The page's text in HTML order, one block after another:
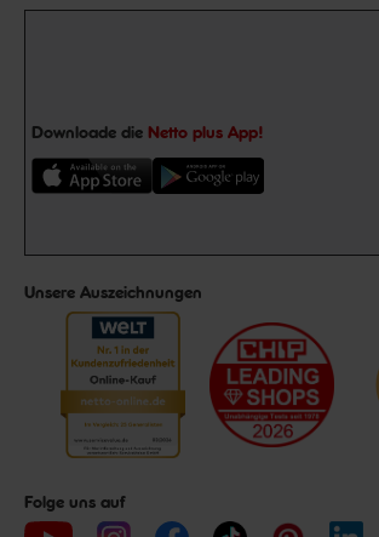
Downloade die Netto plus App!
Unsere Auszeichnungen
Folge uns auf